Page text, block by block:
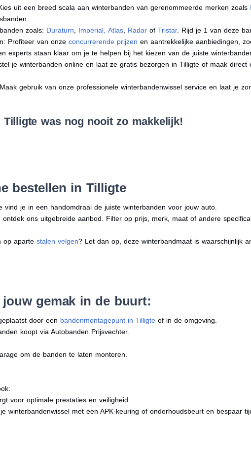
uit een breed scala aan winterbanden van gerenommeerde merken zoals
zoals: Duraturn Imperial Atlas Radar ofTristar. Rijd je 1 van deze
Profiteer van onzeconcurrerende prijzen en aantrekkelijke aanbiedingen,
experts staan klaar om je te helpen bij het kiezen van de juiste
je winterbanden online en laat ze gratis bezorgen in Tilligte of maak
gebruik van onze professionele winterbandenwissel service en laat je
was nog nooit zo makkelijk!
bestellen in Tilligte
vind je in een handomdraai de juiste winterbanden voor jouw auto.
ontdek ons uitgebreide aanbod. Filter op prijs, merk, maat of andere
op apartestalen velgen? Let dan op, deze winterbandmaat is waarschijnlijk
gemak in de buurt:
door een bandenmontagepunt in Tilligte of in de omgeving.
koopt via Autobanden Prijsvechter.
om de banden te laten monteren.
voor optimale prestaties en veiligheid
winterbandenwissel met een APK-keuring of onderhoudsbeurt en bespaar